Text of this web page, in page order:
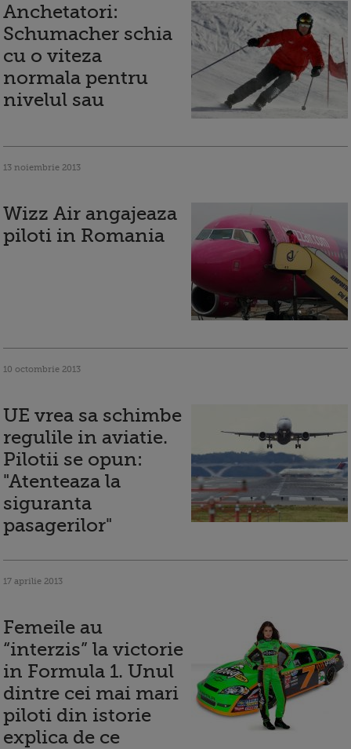
Anchetatori:
Schumacher schia
cu o viteza
normala pentru
nivelul sau
13 noiembrie 2013
Wizz Air angajeaza
piloti in Romania
10 octombrie 2013
UE vrea sa schimbe
regulile in aviatie.
Pilotii se opun:
"Atenteaza la
siguranta
pasagerilor"
17 aprilie 2013
Femeile au
“interzis” la victorie
in Formula 1. Unul
dintre cei mai mari
piloti din istorie
explica de ce